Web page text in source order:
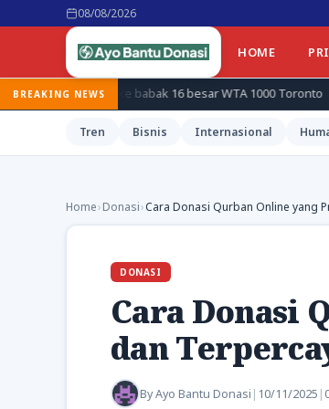
08/08/2026
HOME
BREAKING NEWS
ke babak 16 besar WTA 1000 Toronto
Tren Bisnis Internasional
Home›Donasi›Cara Donasi Qurban Online yang
DONASI
Cara Donasi
dan
ByAyo Bantu Donasi | 10/11/2025 |